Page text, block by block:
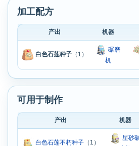
加工配方
产出 机器
白色石莲种子 （1）
碾磨
机
可用于制作
产出 机器
白色石莲不朽种子 （1）
星砂